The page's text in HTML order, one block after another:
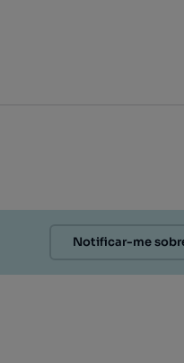
Notificar-me